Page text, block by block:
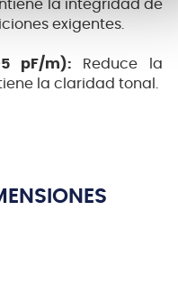
la integridad de
exigentes.
pF/m): Reduce la
la claridad tonal.